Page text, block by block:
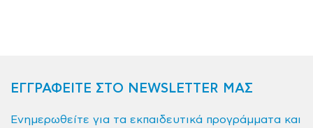
ΕΓΓΡΑΦΕΙΤΕ ΣΤΟ NEWSLETTER ΜΑΣ
Ενημερωθείτε για τα εκπαιδευτικά προγράμματα και